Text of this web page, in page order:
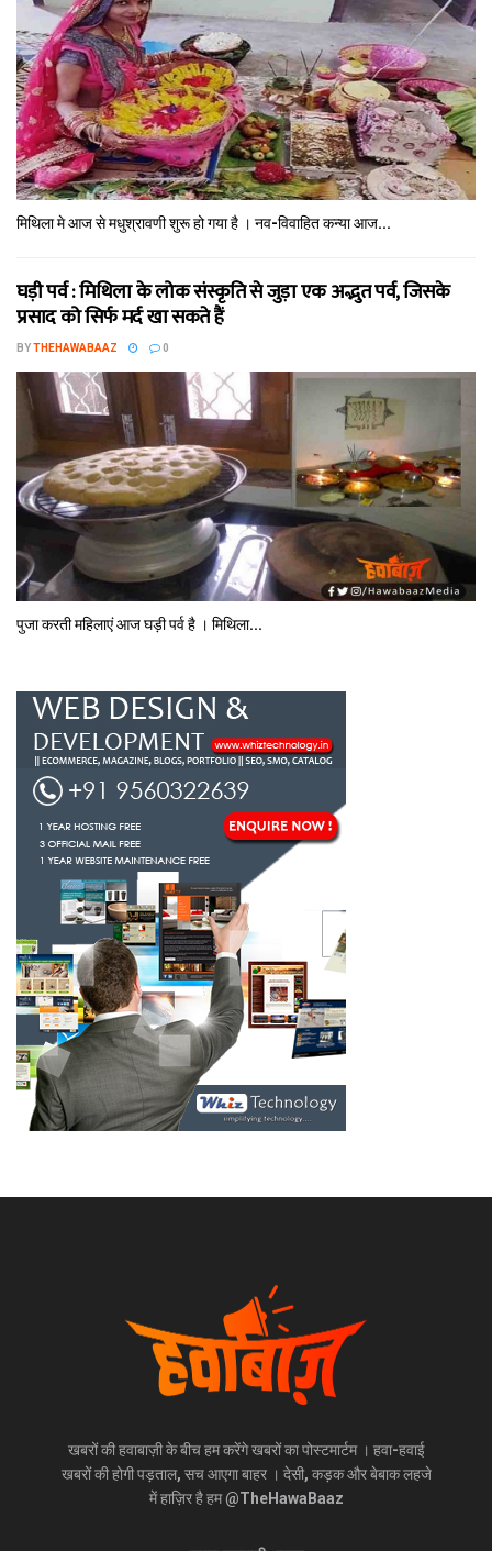
मिथि‍ला मे आज से मधुश्रावणी शुरू हो गया है । नव-विवाहित कन्‍या आज...
घड़ी पर्व : मिथि‍ला के लोक संस्कृति से जुड़ा एक अद्भुत पर्व, जिसके
प्रसाद को सिर्फ मर्द खा सकते हैं
BYTHEHAWABAAZ 0
पुजा करती महिलाएं आज घड़ी पर्व है । मिथि‍ला...
खबरों की हवाबाज़ी के बीच हम करेंगे खबरों का पोस्टमार्टम । हवा-हवाई
खबरों की होगी पड़ताल, सच आएगा बाहर । देसी, कड़क और बेबाक लहजे
में हाज़िर है हम @TheHawaBaaz